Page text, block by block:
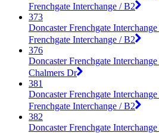
Frenchgate Interchange / B2
373
Doncaster Frenchgate
Frenchgate Interchange / B2
376
Doncaster Frenchgate
Chalmers Dr
381
Doncaster Frenchgate
Frenchgate Interchange / B2
382
Doncaster Frenchgate